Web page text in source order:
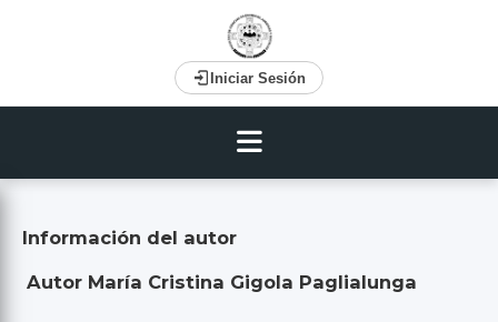
Iniciar Sesión
Información del autor
Autor María Cristina Gigola Paglialunga